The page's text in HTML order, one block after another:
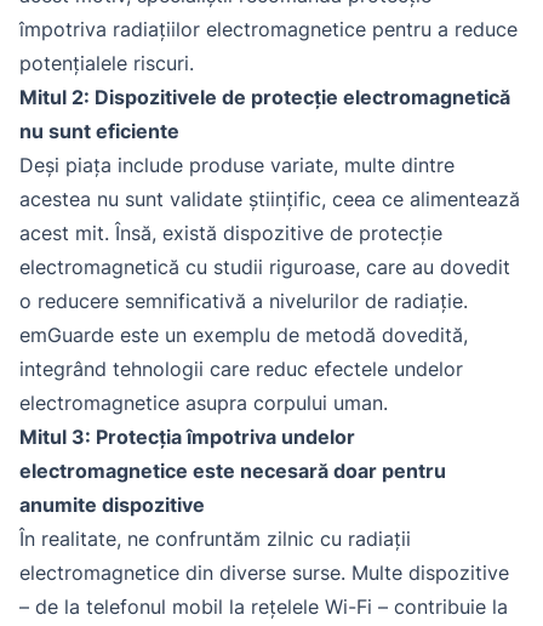
împotriva radiațiilor electromagnetice pentru a reduce
potențialele riscuri.
Mitul 2: Dispozitivele de protecție electromagnetică
nu sunt eficiente
Deși piața include produse variate, multe dintre
acestea nu sunt validate științific, ceea ce alimentează
acest mit. Însă, există dispozitive de protecție
electromagnetică cu studii riguroase, care au dovedit
o reducere semnificativă a nivelurilor de radiație.
emGuarde este un exemplu de metodă dovedită,
integrând tehnologii care reduc efectele undelor
electromagnetice asupra corpului uman.
Mitul 3: Protecția împotriva undelor
electromagnetice este necesară doar pentru
anumite dispozitive
În realitate, ne confruntăm zilnic cu radiații
electromagnetice din diverse surse. Multe dispozitive
– de la telefonul mobil la rețelele Wi-Fi – contribuie la